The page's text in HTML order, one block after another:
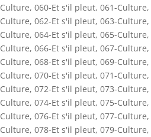
Culture, 060-Et s'il pleut, 061-Culture,
Culture, 062-Et s'il pleut, 063-Culture,
Culture, 064-Et s'il pleut, 065-Culture,
Culture, 066-Et s'il pleut, 067-Culture,
Culture, 068-Et s'il pleut, 069-Culture,
Culture, 070-Et s'il pleut, 071-Culture,
Culture, 072-Et s'il pleut, 073-Culture,
Culture, 074-Et s'il pleut, 075-Culture,
Culture, 076-Et s'il pleut, 077-Culture,
Culture, 078-Et s'il pleut, 079-Culture,